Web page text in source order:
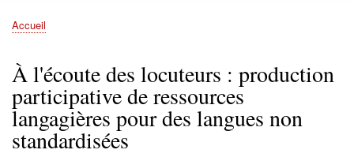
Accueil
Association
Bourses
Adhésion
Revue TAL
Liste LN
Conférence TALN
Conférences
Prix de thèse
Prix TALN-RECITAL
Annuaires
Journées
Offres d'emploi
Fil
Accueil
À l'écoute des locuteurs : production
participative de ressources
langagières pour des langues non
standardisées